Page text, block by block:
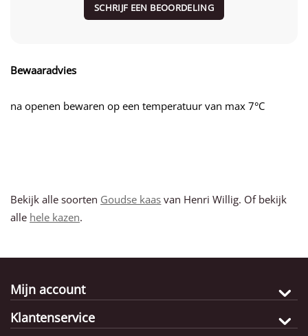
SCHRIJF EEN BEOORDELING
Bewaaradvies
na openen bewaren op een temperatuur van max 7°C
Bekijk alle soorten Goudse kaas van Henri Willig. Of bekijk
alle hele kazen.
Mijn account
Klantenservice